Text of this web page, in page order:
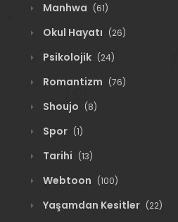
Manhwa (61)
Okul Hayatı (26)
Psikolojik (24)
Romantizm (76)
Shoujo (8)
Spor (1)
Tarihi (13)
Webtoon (100)
Yaşamdan Kesitler (22)